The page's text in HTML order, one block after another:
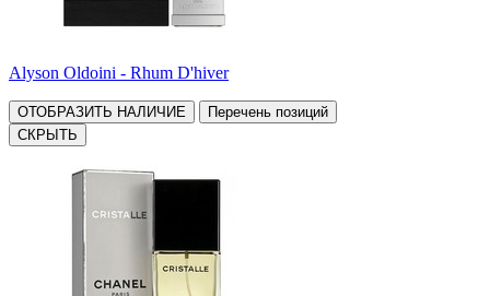
Alyson Oldoini - Rhum D'hiver
ОТОБРАЗИТЬ НАЛИЧИЕ
Перечень позиций
СКРЫТЬ